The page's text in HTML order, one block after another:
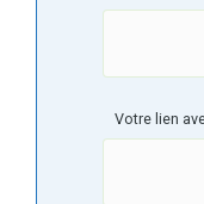
Votre lien